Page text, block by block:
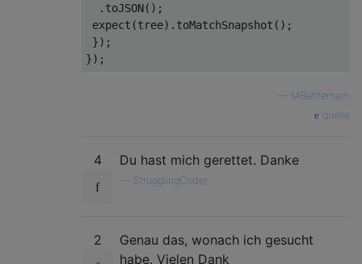
  .toJSON();
expect(tree).toMatchSnapshot();
});
MBehtemam
quelle
4 Du hast mich gerettet. Danke
StrugglingCoder
2
Genau das, wonach ich gesucht
habe. Vielen Dank